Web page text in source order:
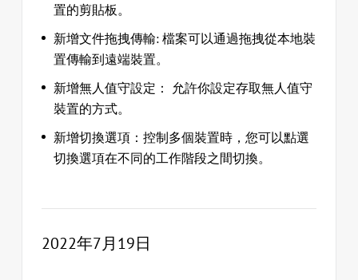
置的剪貼板。
新增文件拖拽傳輸: 檔案可以通過拖拽從本地裝
置傳輸到遠端裝置。
新增無人值守設定： 允許你設定存取無人值守
裝置的方式。
新增切換選項：控制多個裝置時，您可以點選
切換選項在不同的工作階段之間切換。
2022年7月19日